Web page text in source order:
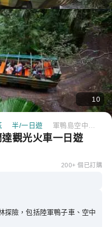
10
半/一日遊
觀光火車一日遊
200+ 個已訂購
探險，包括陸軍鴨子車、空中